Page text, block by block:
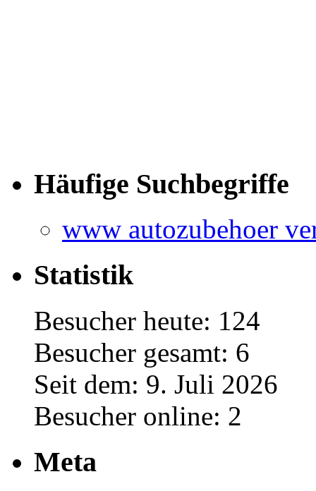
Häufige Suchbegriffe
www autozubehoer
Statistik
Besucher heute: 124
Besucher gesamt: 6
Seit dem: 9. Juli 2026
Besucher online: 2
Meta